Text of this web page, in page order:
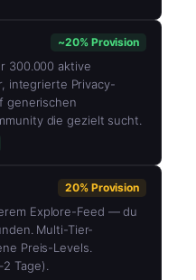
~20% Provision
300.000 aktive
integrierte Privacy-
generischen
die gezielt sucht.
20% Provision
Explore-Feed — du
Multi-Tier-
Preis-Levels.
Tage).